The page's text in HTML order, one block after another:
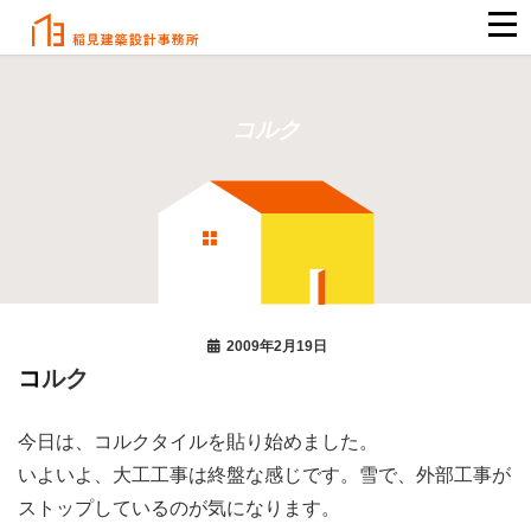
コルク
2009年2月19日
コルク
今日は、コルクタイルを貼り始めました。
いよいよ、大工工事は終盤な感じです。雪で、外部工事が
ストップしているのが気になります。